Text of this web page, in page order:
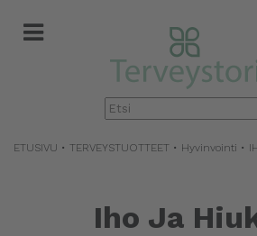
ETUSIVU • TERVEYSTUOTTEET • Hyvinvointi •
Iho Ja